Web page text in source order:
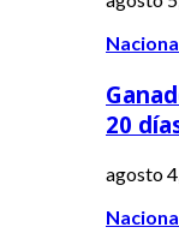
20
agosto